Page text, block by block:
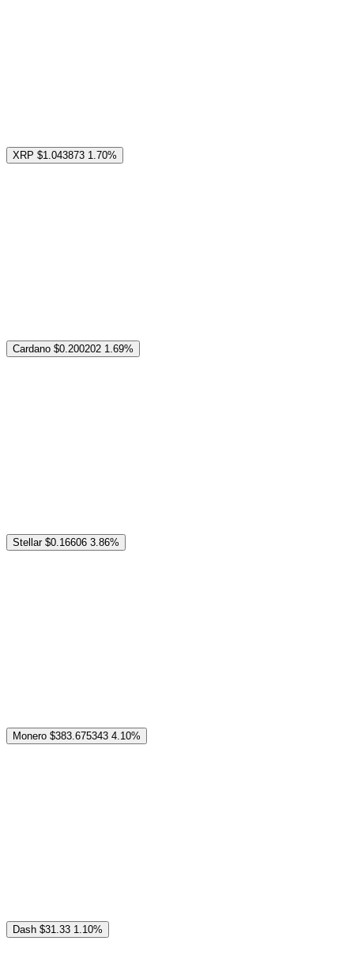
XRP $1.043873 1.70%
Cardano $0.200202 1.69%
Stellar $0.16606 3.86%
Monero $383.675343 4.10%
Dash $31.33 1.10%